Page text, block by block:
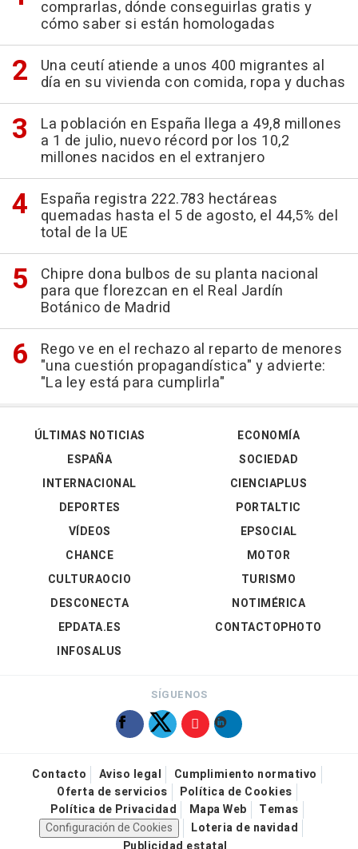
comprarlas, dónde conseguirlas gratis y
cómo saber si están homologadas
Una ceutí atiende a unos 400 migrantes al
día en su vivienda con comida, ropa y duchas
La población en España llega a 49,8 millones
a 1 de julio, nuevo récord por los 10,2
millones nacidos en el extranjero
España registra 222.783 hectáreas
quemadas hasta el 5 de agosto, el 44,5% del
total de la UE
Chipre dona bulbos de su planta nacional
para que florezcan en el Real Jardín
Botánico de Madrid
Rego ve en el rechazo al reparto de menores
"una cuestión propagandística" y advierte:
"La ley está para cumplirla"
ÚLTIMAS NOTICIAS
ESPAÑA
INTERNACIONAL
DEPORTES
VÍDEOS
ECONOMÍA
SOCIEDAD
CIENCIAPLUS
PORTALTIC
EPSOCIAL
CHANCE
CULTURAOCIO
DESCONECTA
EPDATA.ES
INFOSALUS
MOTOR
TURISMO
NOTIMÉRICA
CONTACTOPHOTO
SÍGUENOS
Contacto Aviso legal
Cumplimiento normativo
Oferta de servicios
Política de Cookies
Política de Privacidad
Mapa Web
Temas
Configuración de Cookies
Loteria de navidad